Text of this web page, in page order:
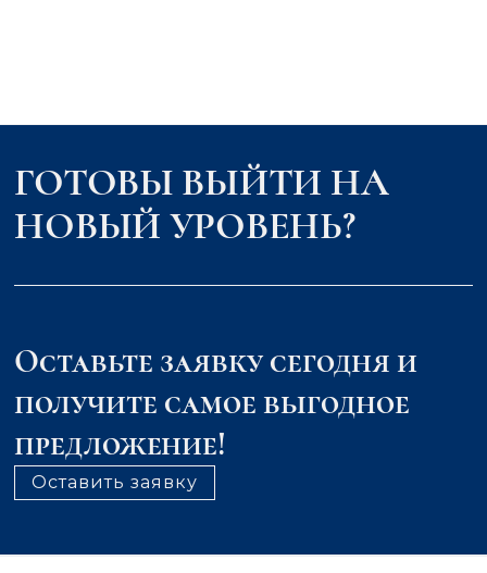
ГОТОВЫ ВЫЙТИ НА
НОВЫЙ УРОВЕНЬ?
Оставьте заявку сегодня и
получите самое выгодное
предложение!
Оставить заявку